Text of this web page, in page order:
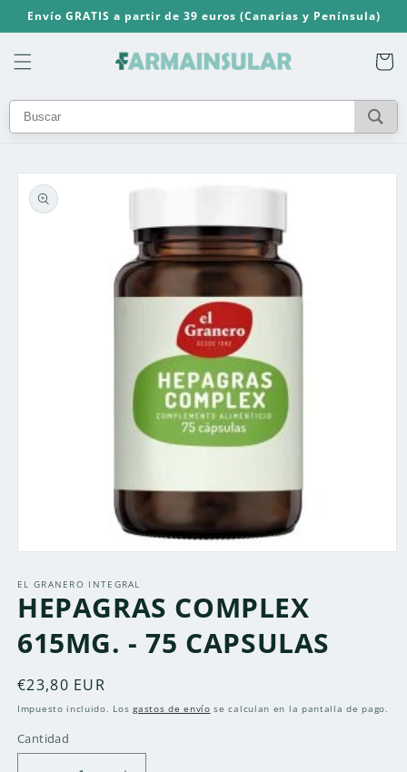
directamente
al contenido
Envío GRATIS a partir de 39 euros (Canarias y Península)
Carrito
directamente
a la
información
multimedia
1
en
ventana
modal
EL GRANERO INTEGRAL
HEPAGRAS COMPLEX
615MG. - 75 CAPSULAS
Precio
habitual
€23,80 EUR
Impuesto incluido. Losgastos de envío se calculan en la pantalla de pago.
Cantidad